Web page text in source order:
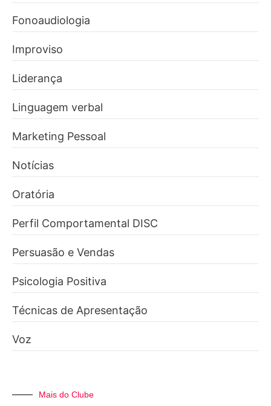
Fonoaudiologia
Improviso
Liderança
Linguagem verbal
Marketing Pessoal
Notícias
Oratória
Perfil Comportamental DISC
Persuasão e Vendas
Psicologia Positiva
Técnicas de Apresentação
Voz
Mais do Clube